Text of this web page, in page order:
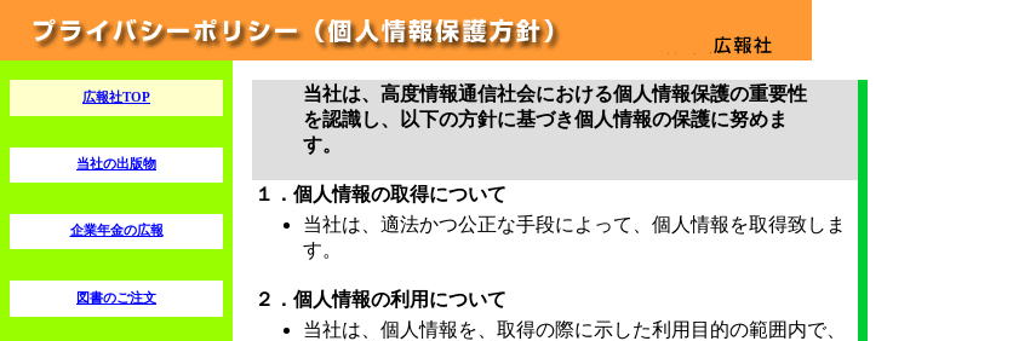
広報社TOP
当社の出版物
企業年金の広報
図書のご注文
当社は、高度情報通信社会における個人情報保護の重要性
を認識し、以下の方針に基づき個人情報の保護に努めま
す。
１．個人情報の取得について
当社は、適法かつ公正な手段によって、個人情報を取得致しま
す。
２．個人情報の利用について
当社は、個人情報を、取得の際に示した利用目的の範囲内で、